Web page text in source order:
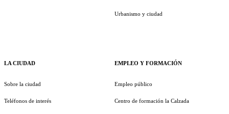
LA CIUDAD
Sobre la ciudad
Teléfonos de interés
Urbanismo y ciudad
EMPLEO Y FORMACIÓN
Empleo público
Centro de formación la Calzada